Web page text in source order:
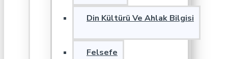
Din Kültürü Ve Ahlak Bilgisi
Felsefe